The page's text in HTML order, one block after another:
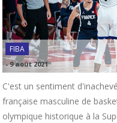
FIBA
-9 août 2021
C'est un sentiment
française masculine de
olympique historique à la